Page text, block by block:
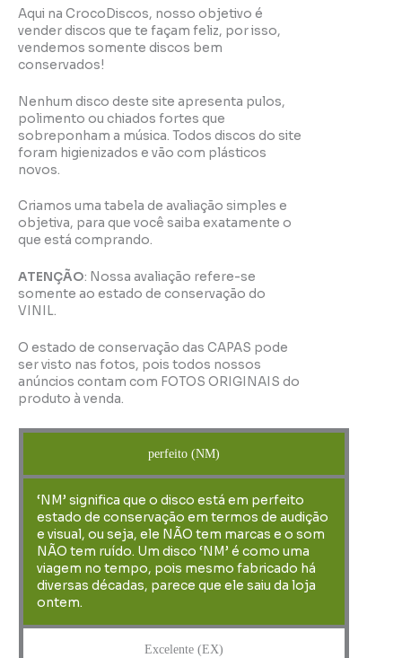
Aqui na CrocoDiscos, nosso objetivo é
vender discos que te façam feliz, por isso,
vendemos somente discos bem
conservados!
Nenhum disco deste site apresenta pulos,
polimento ou chiados fortes que
sobreponham a música. Todos discos do site
foram higienizados e vão com plásticos
novos.
Criamos uma tabela de avaliação simples e
objetiva, para que você saiba exatamente o
que está comprando.
ATENÇÃO: Nossa avaliação refere-se
somente ao estado de conservação do
VINIL.
O estado de conservação das CAPAS pode
ser visto nas fotos, pois todos nossos
anúncios contam com FOTOS ORIGINAIS do
produto à venda.
perfeito (NM)
‘NM’ significa que o disco está em perfeito
estado de conservação em termos de audição
e visual, ou seja, ele NÃO tem marcas e o som
NÃO tem ruído. Um disco ‘NM’ é como uma
viagem no tempo, pois mesmo fabricado há
diversas décadas, parece que ele saiu da loja
ontem.
Excelente (EX)